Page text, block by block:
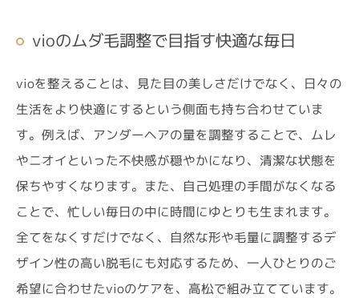
vioのムダ毛調整で目指す快適な毎日
vioを整えることは、見た目の美しさだけでなく、日々の
生活をより快適にするという側面も持ち合わせていま
す。例えば、アンダーヘアの量を調整することで、ムレ
やニオイといった不快感が穏やかになり、清潔な状態を
保ちやすくなります。また、自己処理の手間がなくなる
ことで、忙しい毎日の中に時間にゆとりも生まれます。
全てをなくすだけでなく、自然な形や毛量に調整するデ
ザイン性の高い脱毛にも対応するため、一人ひとりのご
希望に合わせたvioのケアを、高松で組み立てています。